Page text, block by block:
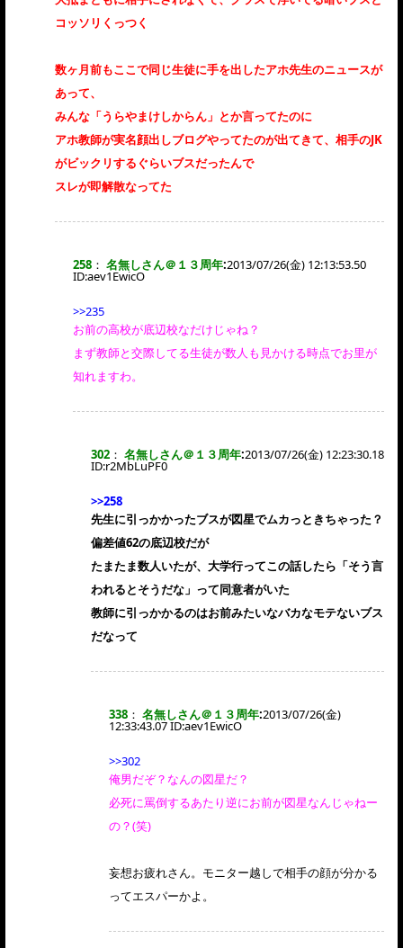
コッソリくっつく
数ヶ月前もここで同じ生徒に手を出したアホ先生のニュースが
あって、
みんな「うらやまけしからん」とか言ってたのに
アホ教師が実名顔出しブログやってたのが出てきて、相手のJK
がビックリするぐらいブスだったんで
スレが即解散なってた
258 ： 名無しさん＠１３周年:2013/07/26(金) 12:13:53.50
ID:aev1EwicO
>>235
お前の高校が底辺校なだけじゃね？
まず教師と交際してる生徒が数人も見かける時点でお里が
知れますわ。
302 ： 名無しさん＠１３周年:2013/07/26(金) 12:23:30.18
ID:r2MbLuPF0
>>258
先生に引っかかったブスが図星でムカっときちゃった？
偏差値62の底辺校だが
たまたま数人いたが、大学行ってこの話したら「そう言
われるとそうだな」って同意者がいた
教師に引っかかるのはお前みたいなバカなモテないブス
だなって
338 ： 名無しさん＠１３周年:2013/07/26(金)
12:33:43.07 ID:aev1EwicO
>>302
俺男だぞ？なんの図星だ？
必死に罵倒するあたり逆にお前が図星なんじゃねー
の？(笑)
妄想お疲れさん。モニター越しで相手の顔が分かる
ってエスパーかよ。